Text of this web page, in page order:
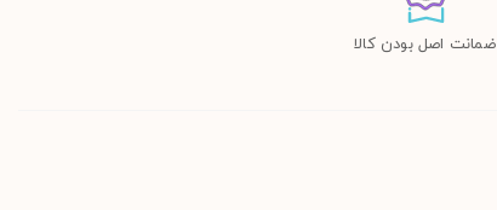
ضمانت اصل بودن کالا